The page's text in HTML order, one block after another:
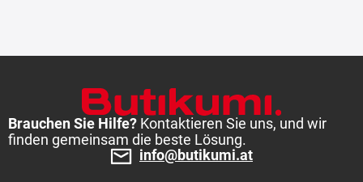
Brauchen Sie Hilfe? Kontaktieren Sie uns, und wir
finden gemeinsam die beste Lösung.
info@butikumi.at